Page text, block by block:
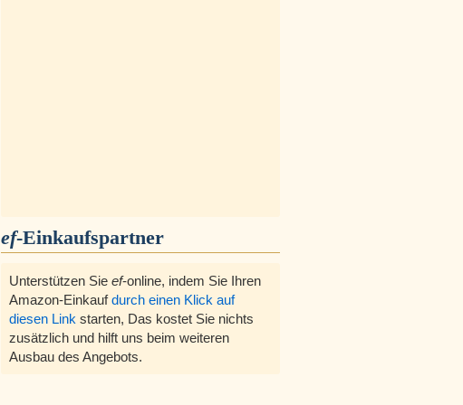
ef-Einkaufspartner
Unterstützen Sie ef-online, indem Sie Ihren
Amazon-Einkaufdurch einen Klick auf
diesen Link starten, Das kostet Sie nichts
zusätzlich und hilft uns beim weiteren
Ausbau des Angebots.